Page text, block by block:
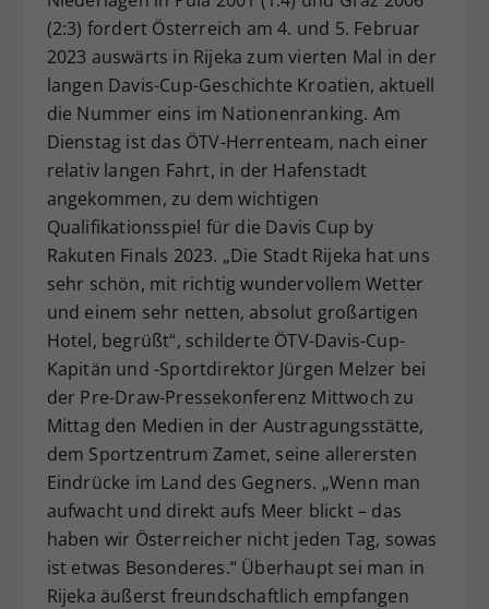
(2:3) fordert Österreich am 4. und 5. Februar
2023 auswärts in Rijeka zum vierten Mal in der
langen Davis-Cup-Geschichte Kroatien, aktuell
die Nummer eins im Nationenranking. Am
Dienstag ist das ÖTV-Herrenteam, nach einer
relativ langen Fahrt, in der Hafenstadt
angekommen, zu dem wichtigen
Qualifikationsspiel für die Davis Cup by
Rakuten Finals 2023. „Die Stadt Rijeka hat uns
sehr schön, mit richtig wundervollem Wetter
und einem sehr netten, absolut großartigen
Hotel, begrüßt“, schilderte ÖTV-Davis-Cup-
Kapitän und -Sportdirektor Jürgen Melzer bei
der Pre-Draw-Pressekonferenz Mittwoch zu
Mittag den Medien in der Austragungsstätte,
dem Sportzentrum Zamet, seine allerersten
Eindrücke im Land des Gegners. „Wenn man
aufwacht und direkt aufs Meer blickt – das
haben wir Österreicher nicht jeden Tag, sowas
ist etwas Besonderes.“ Überhaupt sei man in
Rijeka äußerst freundschaftlich empfangen
Zweck
Dieser Wert speichert Ihre Consent-
Einstellungen. Unter anderem eine
zufällig generierte ID, für die
historische Speicherung Ihrer
vorgenommen Einstellungen, falls der
Webseiten-Betreiber dies eingestellt
hat.